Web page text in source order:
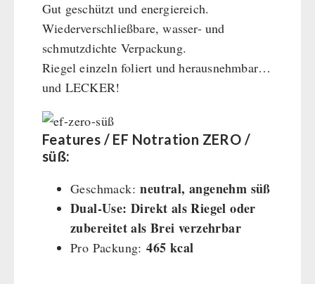
Gut geschützt und energiereich.
Wiederverschließbare, wasser- und
schmutzdichte Verpackung.
Riegel einzeln foliert und herausnehmbar…
und LECKER!
Features / EF Notration ZERO /
süß:
Geschmack:neutral, angenehm süß
Dual-Use: Direkt als Riegel oder
zubereitet als Brei verzehrbar
Pro Packung:465 kcal